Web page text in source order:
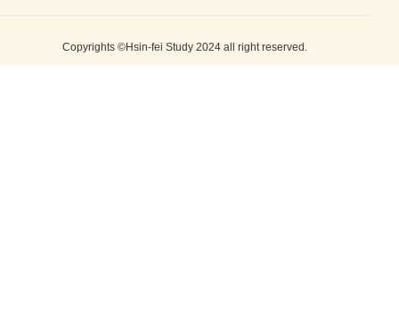
Copyrights ©Hsin-fei Study 2024 all right reserved.